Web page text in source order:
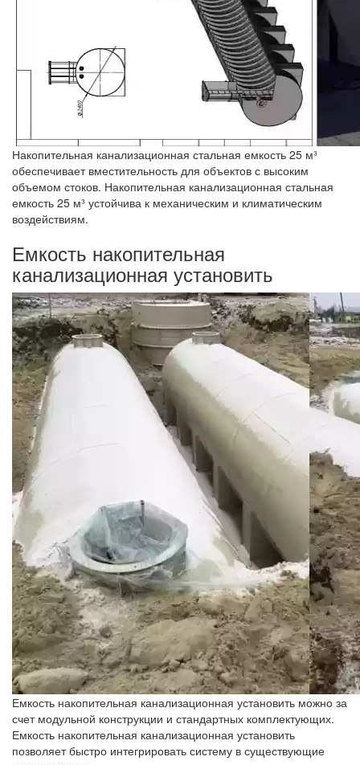
Накопительная канализационная стальная емкость 25 м³
обеспечивает вместительность для объектов с высоким
объемом стоков. Накопительная канализационная стальная
емкость 25 м³ устойчива к механическим и климатическим
воздействиям.
Емкость накопительная
канализационная установить
Емкость накопительная канализационная установить можно за
счет модульной конструкции и стандартных комплектующих.
Емкость накопительная канализационная установить
позволяет быстро интегрировать систему в существующие